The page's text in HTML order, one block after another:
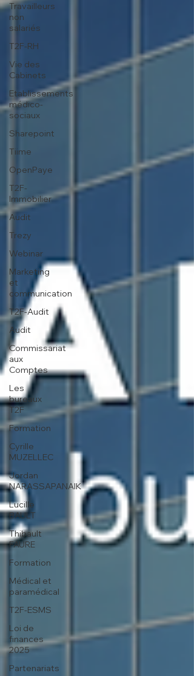
Travailleurs
non
salariés
T2F-RH
Vie des
Cabinets
Etablissements
médico-
sociaux
Sharepoint
Tiime
OpenPaye
T2F-
Immobilier
Audit
Trezy
Webinar
Marketing
et
communication
T2F-Audit
Audit
Commissariat
aux
Comptes
Les
bureaux
T2F
Formation
Cyrille
MUZELLEC
Jordan
NARASSAPANAIK
Lucille
BAULT
Thibault
FAURE
Formation
Médical et
paramédical
T2F-ESMS
Loi de
finances
2025
Partenariats